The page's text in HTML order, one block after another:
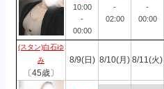
10:00
-
00:00
-
02:00
-
00:00
(スタン)白石ゆ
み
〔45歳〕
8/9(日) 8/10(月) 8/11(火)